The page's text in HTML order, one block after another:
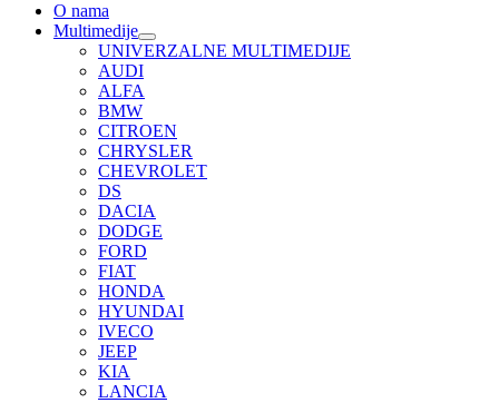
O nama
Multimedije
UNIVERZALNE MULTIMEDIJE
AUDI
ALFA
BMW
CITROEN
CHRYSLER
CHEVROLET
DS
DACIA
DODGE
FORD
FIAT
HONDA
HYUNDAI
IVECO
JEEP
KIA
LANCIA